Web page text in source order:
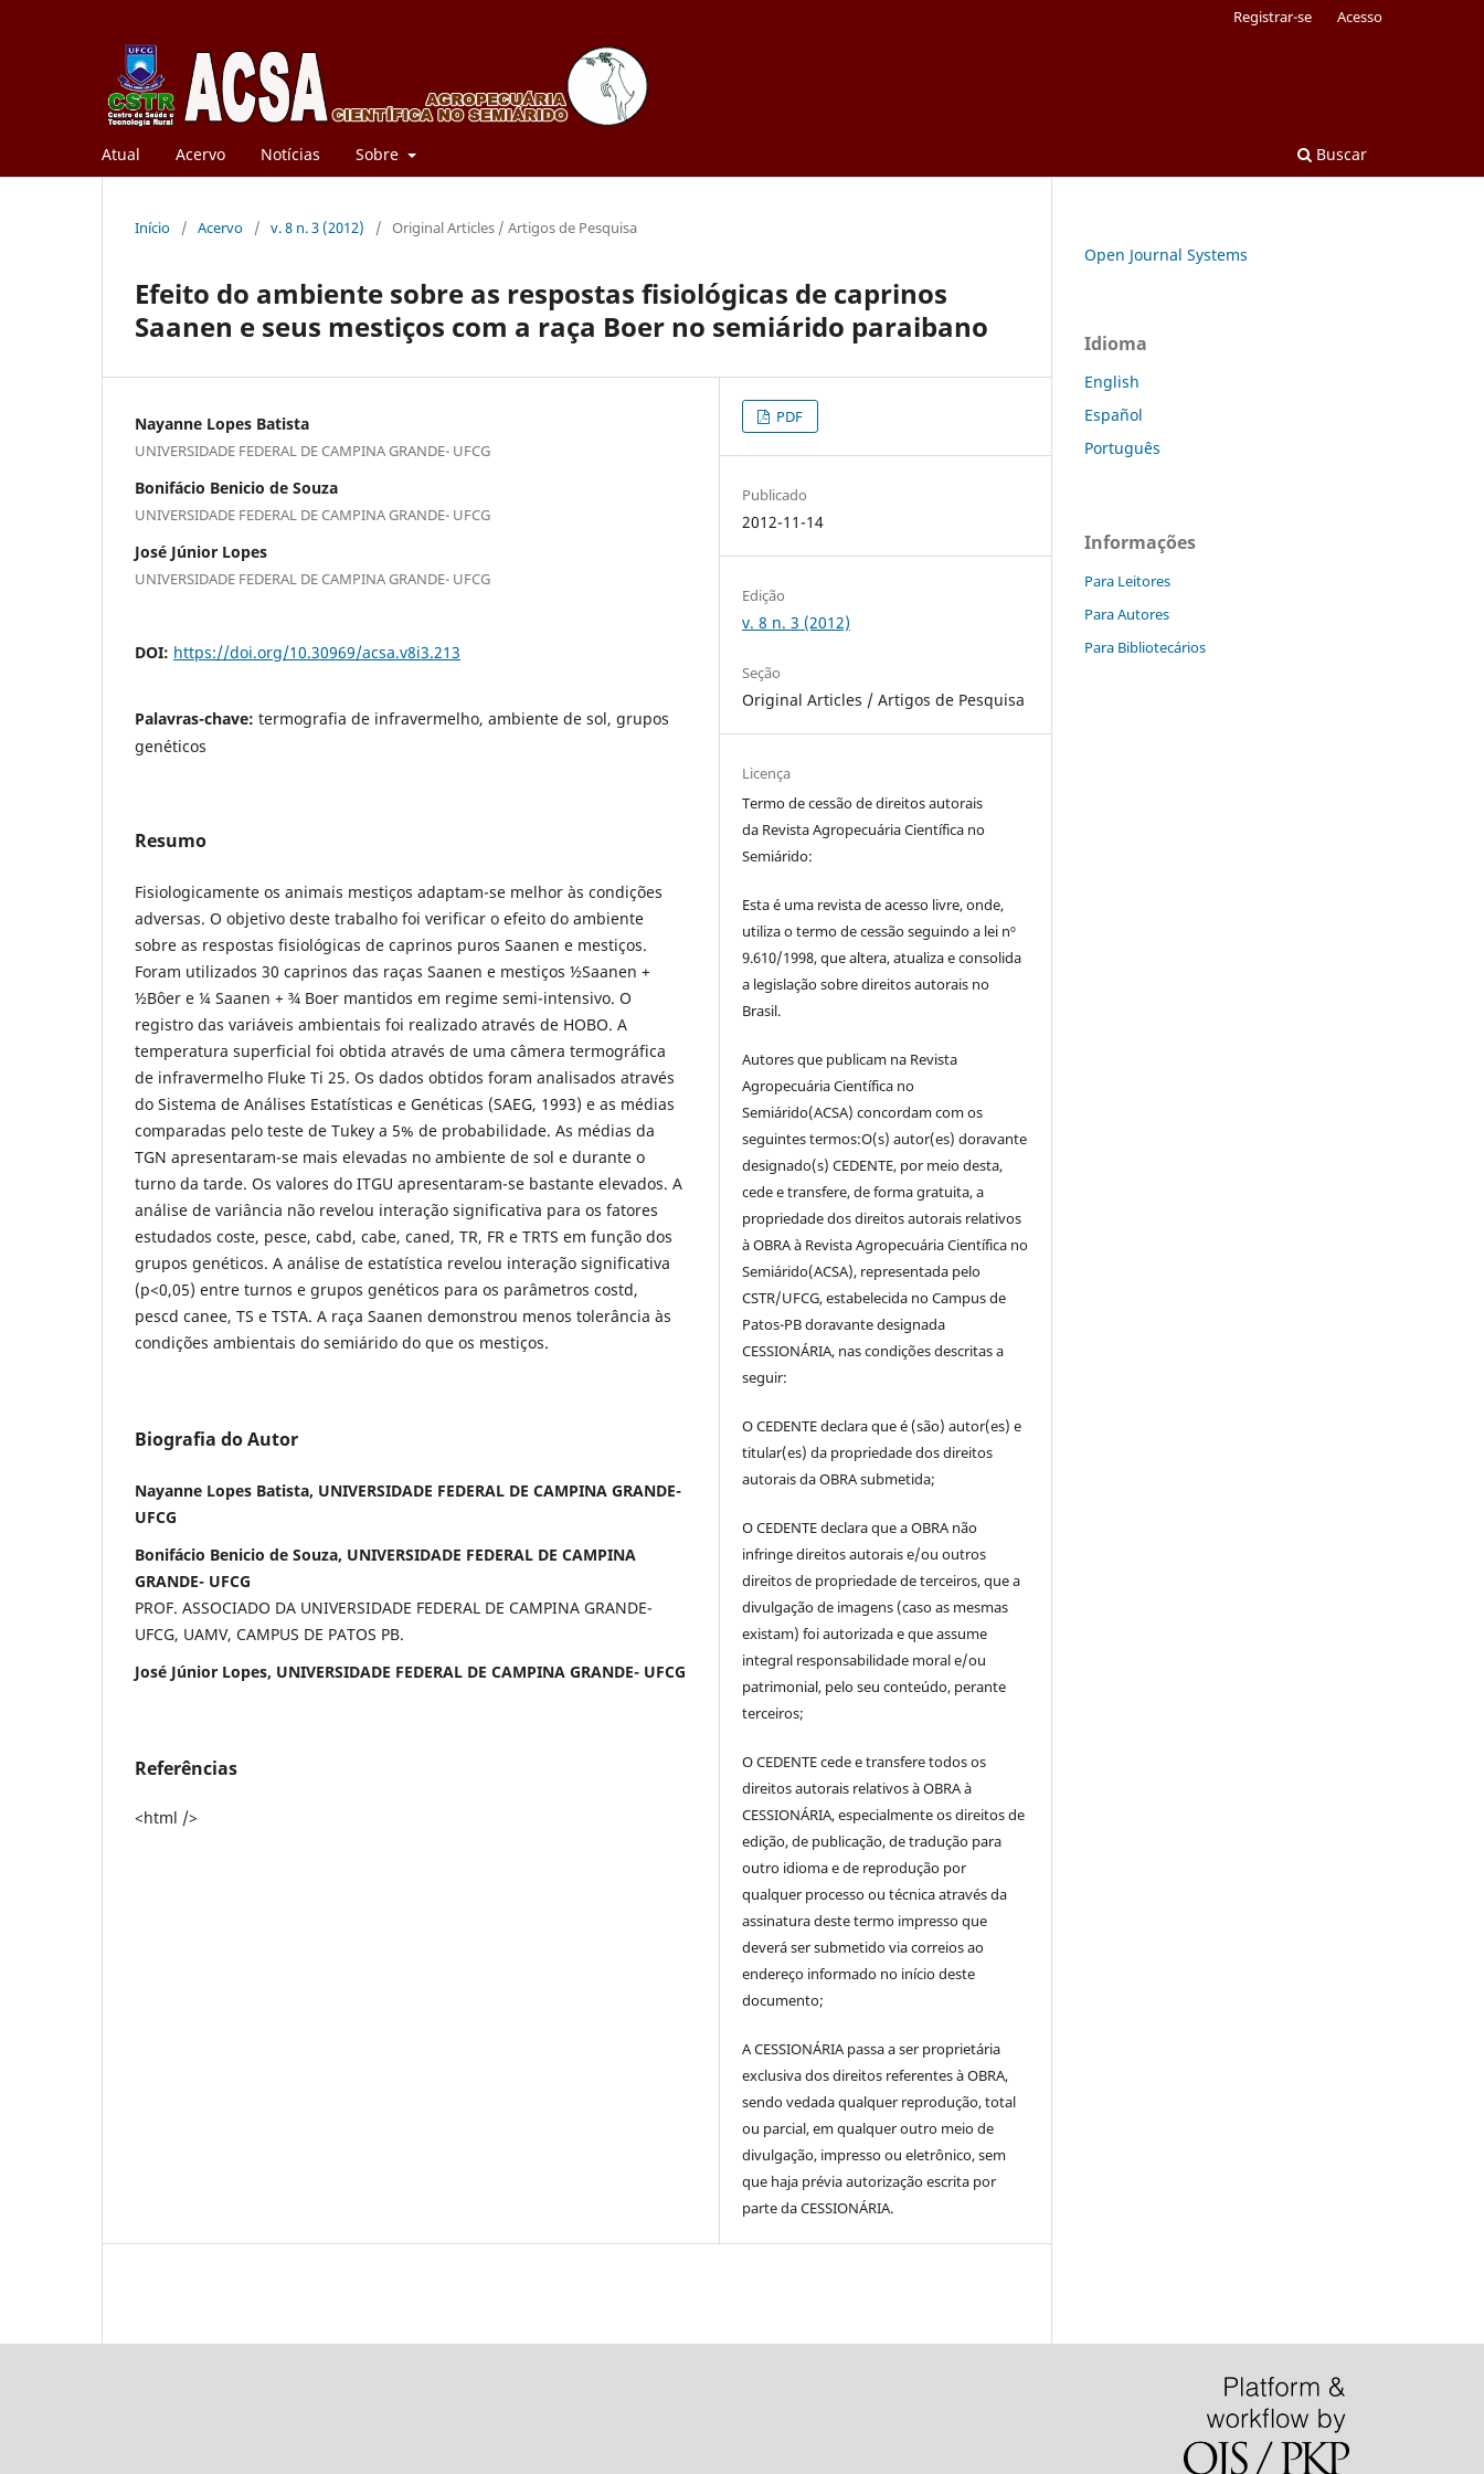
Atual Acervo Notícias Sobre Buscar
Registrar-se Acesso
Início / Acervo / v. 8 n. 3 (2012) / Original Articles / Artigos de Pesquisa
Efeito do ambiente sobre as respostas fisiológicas de caprinos
Saanen e seus mestiços com a raça Boer no semiárido paraibano
Nayanne Lopes Batista
UNIVERSIDADE FEDERAL DE CAMPINA GRANDE- UFCG
Bonifácio Benicio de Souza
UNIVERSIDADE FEDERAL DE CAMPINA GRANDE- UFCG
José Júnior Lopes
UNIVERSIDADE FEDERAL DE CAMPINA GRANDE- UFCG
DOI: https://doi.org/10.30969/acsa.v8i3.213
Palavras-chave: termografia de infravermelho, ambiente de sol, grupos
genéticos
Resumo
Fisiologicamente os animais mestiços adaptam-se melhor às condições
adversas. O objetivo deste trabalho foi verificar o efeito do ambiente
sobre as respostas fisiológicas de caprinos puros Saanen e mestiços.
Foram utilizados 30 caprinos das raças Saanen e mestiços ½Saanen +
½Bôer e ¼ Saanen + ¾ Boer mantidos em regime semi-intensivo. O
registro das variáveis ambientais foi realizado através de HOBO. A
temperatura superficial foi obtida através de uma câmera termográfica
de infravermelho Fluke Ti 25. Os dados obtidos foram analisados através
do Sistema de Análises Estatísticas e Genéticas (SAEG, 1993) e as médias
comparadas pelo teste de Tukey a 5% de probabilidade. As médias da
TGN apresentaram-se mais elevadas no ambiente de sol e durante o
turno da tarde. Os valores do ITGU apresentaram-se bastante elevados. A
análise de variância não revelou interação significativa para os fatores
estudados coste, pesce, cabd, cabe, caned, TR, FR e TRTS em função dos
grupos genéticos. A análise de estatística revelou interação significativa
(p<0,05) entre turnos e grupos genéticos para os parâmetros costd,
pescd canee, TS e TSTA. A raça Saanen demonstrou menos tolerância às
condições ambientais do semiárido do que os mestiços.
Biografia do Autor
Nayanne Lopes Batista, UNIVERSIDADE FEDERAL DE CAMPINA GRANDE-
UFCG
Bonifácio Benicio de Souza, UNIVERSIDADE FEDERAL DE CAMPINA
GRANDE- UFCG
PROF. ASSOCIADO DA UNIVERSIDADE FEDERAL DE CAMPINA GRANDE-
UFCG, UAMV, CAMPUS DE PATOS PB.
José Júnior Lopes, UNIVERSIDADE FEDERAL DE CAMPINA GRANDE- UFCG
Referências
<html />
PDF
Publicado
2012-11-14
Edição
v. 8 n. 3 (2012)
Seção
Original Articles / Artigos de Pesquisa
Licença
Termo de cessão de direitos autorais
da Revista Agropecuária Científica no
Semiárido:
Esta é uma revista de acesso livre, onde,
utiliza o termo de cessão seguindo a lei nº
9.610/1998, que altera, atualiza e consolida
a legislação sobre direitos autorais no
Brasil.
Autores que publicam na Revista
Agropecuária Científica no
Semiárido(ACSA) concordam com os
seguintes termos:O(s) autor(es) doravante
designado(s) CEDENTE, por meio desta,
cede e transfere, de forma gratuita, a
propriedade dos direitos autorais relativos
à OBRA à Revista Agropecuária Científica no
Semiárido(ACSA), representada pelo
CSTR/UFCG, estabelecida no Campus de
Patos-PB doravante designada
CESSIONÁRIA, nas condições descritas a
seguir:
O CEDENTE declara que é (são) autor(es) e
titular(es) da propriedade dos direitos
autorais da OBRA submetida;
O CEDENTE declara que a OBRA não
infringe direitos autorais e/ou outros
direitos de propriedade de terceiros, que a
divulgação de imagens (caso as mesmas
existam) foi autorizada e que assume
integral responsabilidade moral e/ou
patrimonial, pelo seu conteúdo, perante
terceiros;
O CEDENTE cede e transfere todos os
direitos autorais relativos à OBRA à
CESSIONÁRIA, especialmente os direitos de
edição, de publicação, de tradução para
outro idioma e de reprodução por
qualquer processo ou técnica através da
assinatura deste termo impresso que
deverá ser submetido via correios ao
endereço informado no início deste
documento;
A CESSIONÁRIA passa a ser proprietária
exclusiva dos direitos referentes à OBRA,
sendo vedada qualquer reprodução, total
ou parcial, em qualquer outro meio de
divulgação, impresso ou eletrônico, sem
que haja prévia autorização escrita por
parte da CESSIONÁRIA.
Open Journal Systems
Idioma
English
Español
Português
Informações
Para Leitores
Para Autores
Para Bibliotecários